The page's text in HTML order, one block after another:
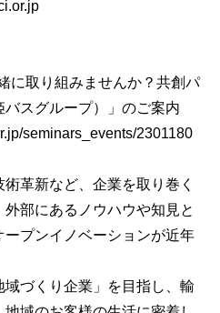
に取り組みませんか？共創パ
スグループ）」のご案内
seminars_events/2301180
革新など、企業を取り巻く
部にあるノウハウや知見と
プンイノベーションが近年
づくり企業」を目指し、輸